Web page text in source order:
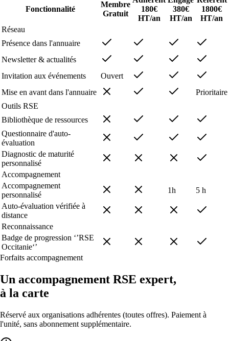
Fonctionnalité
Membre
Gratuit
180€
HT/an
380€
HT/an
1800€
HT/an
Réseau
Présence dans l'annuaire
Newsletter & actualités
Invitation aux événements
Ouvert
Mise en avant dans l'annuaire
Prioritaire
Outils RSE
Bibliothèque de ressources
Questionnaire d'auto-
évaluation
Diagnostic de maturité
personnalisé
Accompagnement
Accompagnement
personnalisé
1h
5 h
Auto-évaluation vérifiée à
distance
Reconnaissance
Badge de progression ‘’RSE
Occitanie‘’
Forfaits accompagnement
Un accompagnement RSE expert,
à la carte
Réservé aux organisations adhérentes (toutes offres). Paiement à
l'unité, sans abonnement supplémentaire.